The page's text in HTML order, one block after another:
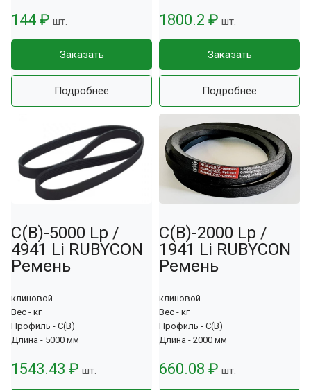
144 ₽ шт.
Заказать
Подробнее
1800.2 ₽ шт.
Заказать
Подробнее
С(В)-5000 Lp /
4941 Li RUBYCON
Ремень
клиновой
Вес - кг
Профиль - С(В)
Длина - 5000 мм
1543.43 ₽ шт.
С(В)-2000 Lp /
1941 Li RUBYCON
Ремень
клиновой
Вес - кг
Профиль - С(В)
Длина - 2000 мм
660.08 ₽ шт.